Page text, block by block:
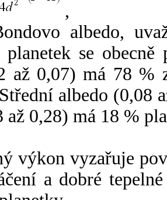
,
albedo,
planetek se
až 0,07) má 78 %
albedo (0,08
až 0,28) má 18 %
výkon vyzařuje
a dobré